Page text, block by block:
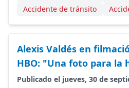
Accidente de tránsito
Alexis Valdés en
HBO: "Una foto para la
Publicado el jueves, 30 de